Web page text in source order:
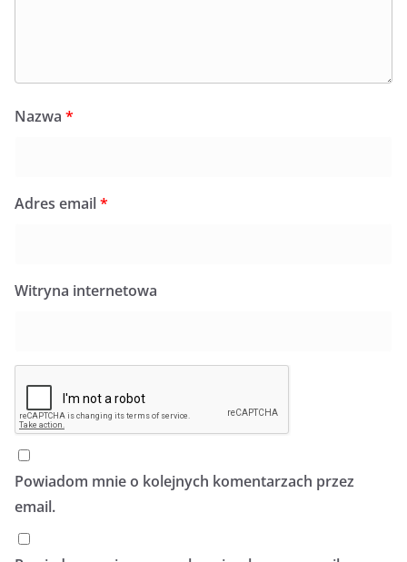
Nazwa *
Adres email*
Witryna internetowa
Powiadom mnie o kolejnych komentarzach przez
email.